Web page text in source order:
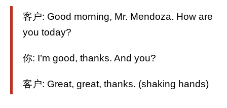
客户: Good morning, Mr. Mendoza. How are
you today?
你: I’m good, thanks. And you?
客户: Great, great, thanks. (shaking hands)